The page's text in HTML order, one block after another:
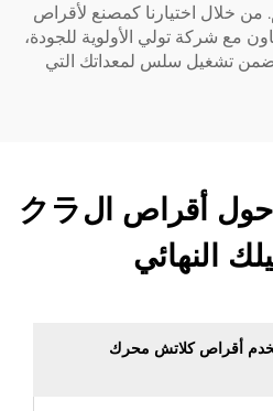
من خلال اختيارنا كمصنع لأقراص
مع شركة تولي الأولوية للجودة،
يضمن تشغيل سلس لمعداتك التي
الأسئلة الشائعة حول أقراص الクラ
النهائي
أقراص كلاتش محرك